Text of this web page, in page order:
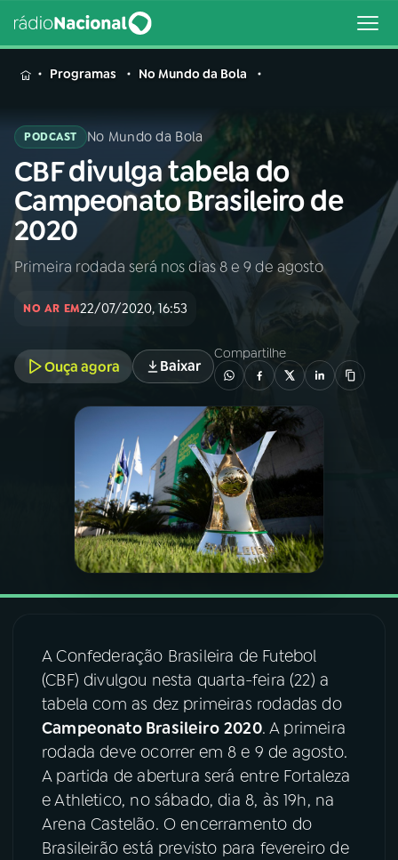
MENU
Buscar
na
Rádio
Nacional
Buscar
AO VIVO
02A RÁDIO
PROGRAMAÇÃO
PROGRAMAS
PODCASTS
07ÚLTIMAS
08FESTIVAL DE MÚSICA
ACOMPANHE A RÁDIO NACIONAL
YouTube Facebook
Programas No Mundo da Bola
PODCAST No Mundo da Bola
CBF divulga tabela do
Campeonato Brasileiro de
2020
Primeira rodada será nos dias 8 e 9 de agosto
NO AR EM22/07/2020, 16:53
Ouça agora Baixar
Compartilhe
A Confederação Brasileira de Futebol
(CBF) divulgou nesta quarta-feira (22) a
tabela com as dez primeiras rodadas do
Campeonato Brasileiro 2020. A primeira
rodada deve ocorrer em 8 e 9 de agosto.
A partida de abertura será entre Fortaleza
e Athletico, no sábado, dia 8, às 19h, na
Arena Castelão. O encerramento do
Brasileirão está previsto para fevereiro de